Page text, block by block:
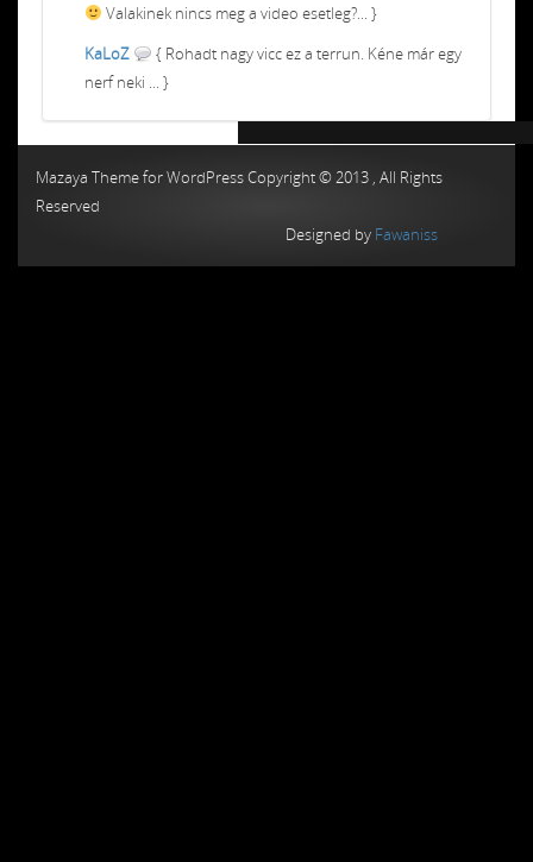
Valakinek nincs meg a video esetleg?... }
KaLoZ
{ Rohadt nagy vicc ez a terrun. Kéne már egy
nerf neki ... }
Mazaya Theme for WordPress Copyright © 2013 , All Rights
Reserved
Designed by Fawaniss